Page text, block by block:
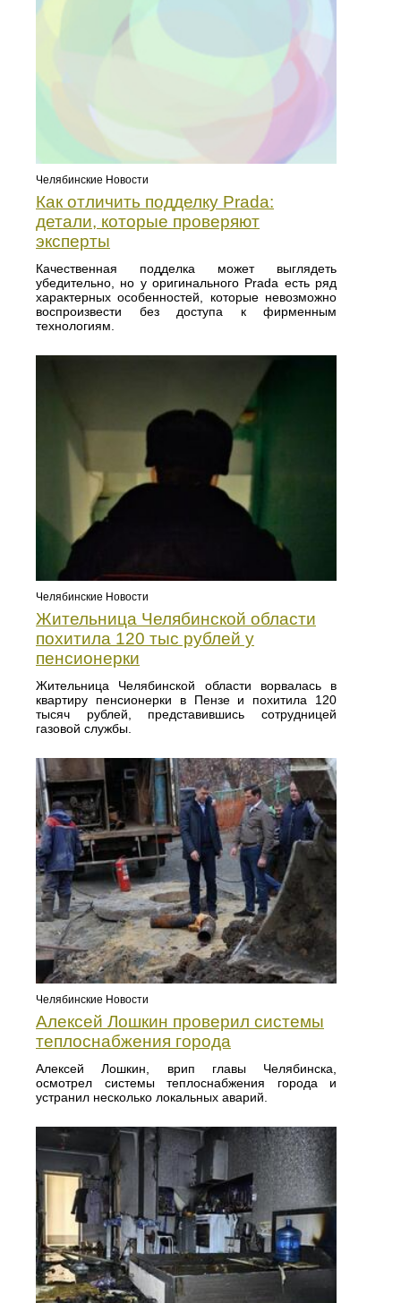
Челябинские Новости
Как отличить подделку Prada:
детали, которые проверяют
эксперты
Качественная подделка может выглядеть
убедительно, но у оригинального Prada есть ряд
характерных особенностей, которые невозможно
воспроизвести без доступа к фирменным
технологиям.
Челябинские Новости
Жительница Челябинской области
похитила 120 тыс рублей у
пенсионерки
Жительница Челябинской области ворвалась в
квартиру пенсионерки в Пензе и похитила 120
тысяч рублей, представившись сотрудницей
газовой службы.
Челябинские Новости
Алексей Лошкин проверил системы
теплоснабжения города
Алексей Лошкин, врип главы Челябинска,
осмотрел системы теплоснабжения города и
устранил несколько локальных аварий.